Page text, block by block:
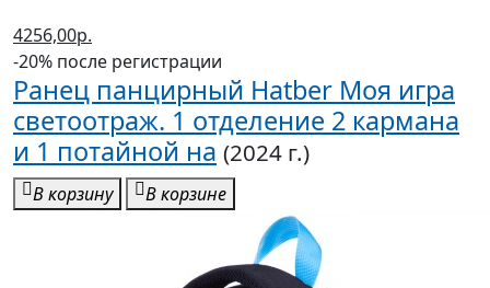
4256,00р.
-20% после регистрации
Ранец панцирный Hatber Моя игра
светоотраж. 1 отделение 2 кармана
и 1 потайной на (2024 г.)
В корзину В корзине